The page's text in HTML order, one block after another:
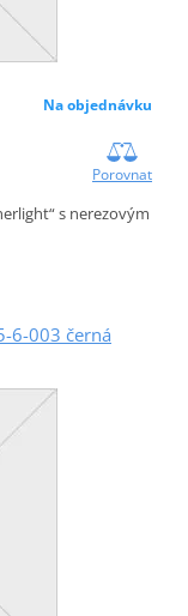
Na objednávku
Porovnat
s nerezovým
6-003 černá